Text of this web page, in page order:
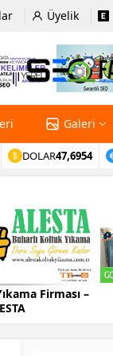
Üyelik
Galeri
DOLAR47,6954
Firması –